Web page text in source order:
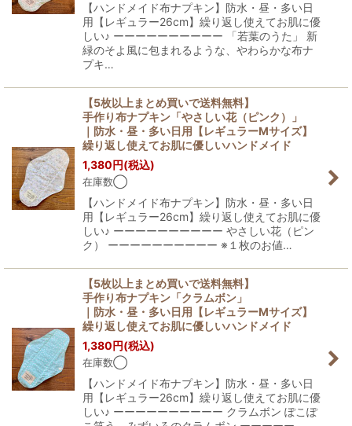
【ハンドメイド布ナプキン】防水・昼・多い日
用【レギュラー26cm】繰り返し使えてお肌に優
しい♪ ーーーーーーーーーー 「若葉のうた」 新
緑のそよ風に包まれるような、やわらかな布ナ
プキ…
【5枚以上まとめ買いで送料無料】
手作り布ナプキン「やさしい花（ピンク）」
｜防水・昼・多い日用【レギュラーMサイズ】
繰り返し使えてお肌に優しいハンドメイド
1,380円(税込)
在庫数◯
【ハンドメイド布ナプキン】防水・昼・多い日
用【レギュラー26cm】繰り返し使えてお肌に優
しい♪ ーーーーーーーーーー やさしい花（ピン
ク） ーーーーーーーーーー ※１枚のお値…
【5枚以上まとめ買いで送料無料】
手作り布ナプキン「クラムボン」
｜防水・昼・多い日用【レギュラーMサイズ】
繰り返し使えてお肌に優しいハンドメイド
1,380円(税込)
在庫数◯
【ハンドメイド布ナプキン】防水・昼・多い日
用【レギュラー26cm】繰り返し使えてお肌に優
しい♪ ーーーーーーーーーー クラムボン ぽこぽ